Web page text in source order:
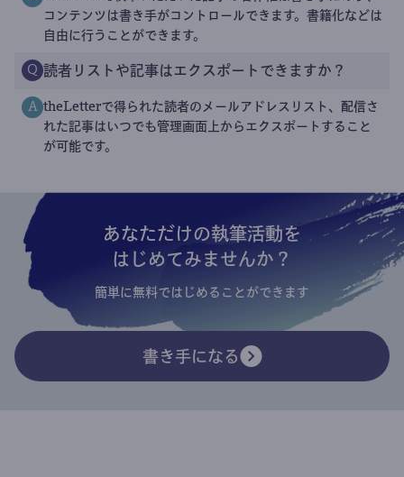
コンテンツは書き手がコントロールできます。書籍化などは
自由に行うことができます。
Q 読者リストや記事はエクスポートできますか？
A theLetterで得られた読者のメールアドレスリスト、配信さ
れた記事はいつでも管理画面上からエクスポートすること
が可能です。
あなただけの執筆活動を
はじめてみませんか？
簡単に無料ではじめることができます
書き手になる